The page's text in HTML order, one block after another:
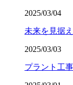
2025/03/04
未来を見据
2025/03/03
プラント工